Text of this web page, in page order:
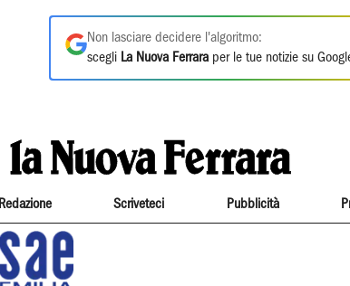
Non lasciare decidere l'algoritmo:
scegli La Nuova Ferrara per le tue notizie su
Redazione Scriveteci Pubblicità